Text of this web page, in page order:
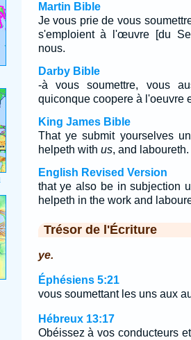
Martin Bible
Je vous prie de vous
s'emploient à l'œuvre [du
nous.
Darby Bible
-à vous soumettre, vous
quiconque coopere à l'oeuvre
King James Bible
That ye submit yourselves
helpeth with us, and laboureth.
English Revised Version
that ye also be in subjection
helpeth in the work and
Trésor de l'Écriture
ye.
Éphésiens 5:21
vous soumettant les uns aux
Hébreux 13:17
Obéissez à vos conducteurs